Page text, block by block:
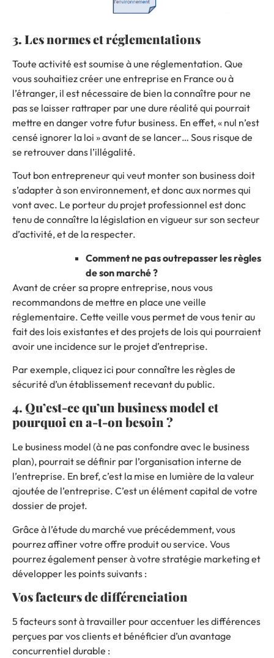
3. Les normes et réglementations
Toute activité est soumise à une réglementation. Que
vous souhaitiez créer une entreprise en France ou à
l’étranger, il est nécessaire de bien la connaître pour ne
pas se laisser rattraper par une dure réalité qui pourrait
mettre en danger votre futur business. En effet,« nul n’est
censé ignorer la loi » avant de se lancer… Sous risque de
se retrouver dans l’illégalité.
Tout bon entrepreneurqui veut monter son businessdoit
s’adapter à son environnement, et donc aux normes qui
vont avec. Le porteur du projet professionnel est donc
tenu de connaître la législation en vigueur sur son secteur
d’activité, et de la respecter.
Comment ne pas outrepasser les règles
de son marché ?
Avant de créer sa propre entreprise, nous vous
recommandons de mettre en place une veille
réglementaire. Cette veille vous permet de vous tenir au
fait des lois existantes et des projets de lois qui pourraient
avoir une incidence sur le projet d’entreprise.
Par exemple, cliquez ici pour connaître les règles de
sécurité d’un établissement recevant du public.
4. Qu’est-ce qu’un business model et
pourquoi en a-t-on besoin ?
Le business model (à ne pas confondre avec le business
plan), pourrait se définir par l’organisation interne de
l’entreprise. En bref, c’est la mise en lumière de la valeur
ajoutée de l’entreprise. C’est un élément capital de votre
dossier de projet.
Grâce à l’étude du marché vue précédemment, vous
pourrez affiner votre offre produit ou service. Vous
pourrez également penser à votre stratégie marketing et
développer les points suivants :
Vos facteurs de différenciation
5 facteurs sont à travailler pour accentuer les différences
perçues par vos clients et bénéficier d’un avantage
concurrentiel durable :